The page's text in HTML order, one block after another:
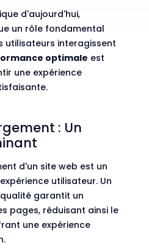
d'aujourd'hui,
un rôle fondamental
utilisateurs interagissent
optimale est
une expérience
: Un
d'un site web est un
utilisateur. Un
garantit un
pages, réduisant ainsi le
une expérience